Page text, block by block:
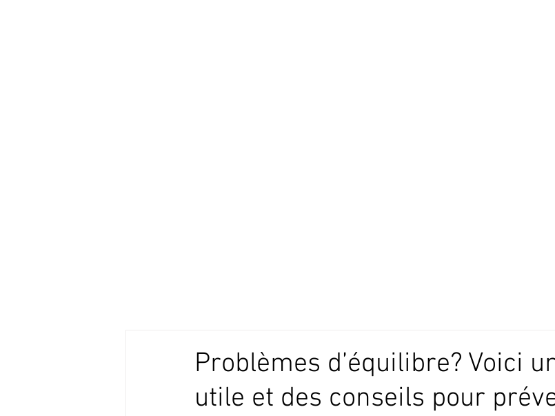
Problèmes d’équilibre? Voici
utile et des conseils pour